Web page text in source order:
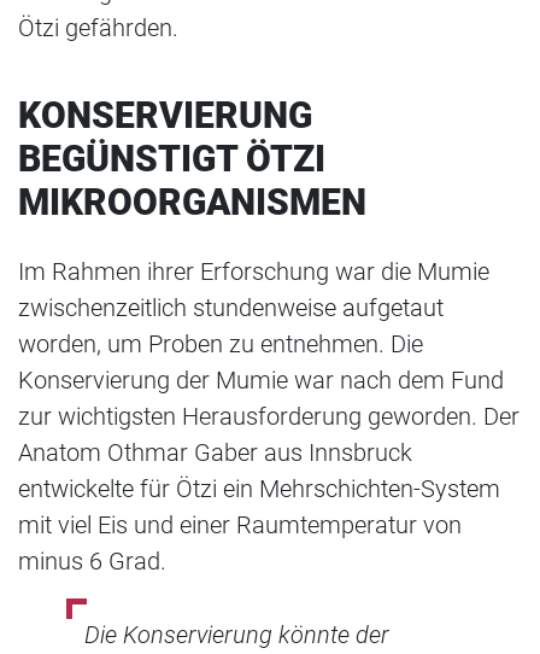
Ötzi gefährden.
KONSERVIERUNG
BEGÜNSTIGT ÖTZI
MIKROORGANISMEN
Im Rahmen ihrer Erforschung war die Mumie
zwischenzeitlich stundenweise aufgetaut
worden, um Proben zu entnehmen. Die
Konservierung der Mumie war nach dem Fund
zur wichtigsten Herausforderung geworden. Der
Anatom Othmar Gaber aus Innsbruck
entwickelte für Ötzi ein Mehrschichten-System
mit viel Eis und einer Raumtemperatur von
minus 6 Grad.
Die Konservierung könnte der